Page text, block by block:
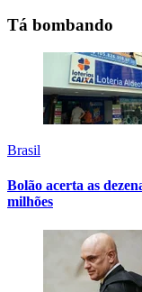
Tá bombando
Brasil
Bolão acerta as
milhões